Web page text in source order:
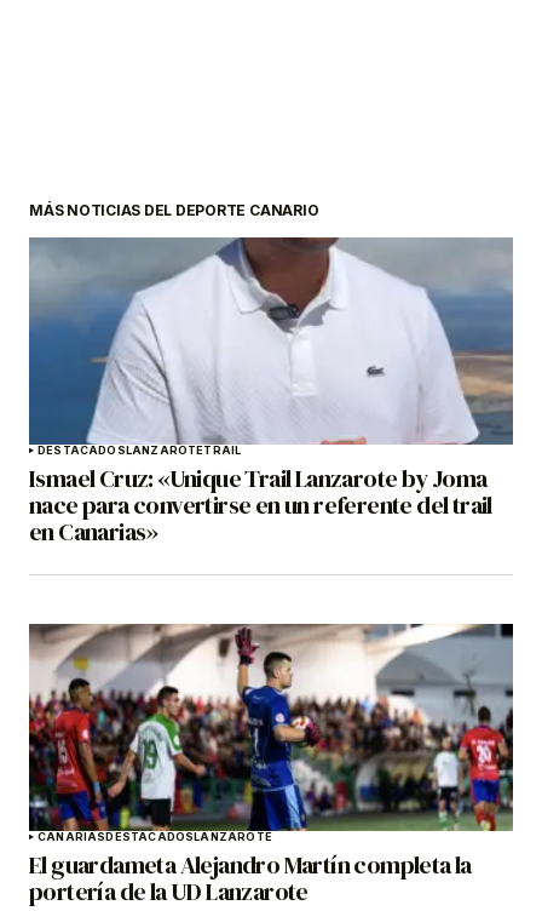
MÁS NOTICIAS DEL DEPORTE CANARIO
DESTACADOSLANZAROTETRAIL
Ismael Cruz: «Unique Trail Lanzarote by Joma
nace para convertirse en un referente del trail
en Canarias»
CANARIASDESTACADOSLANZAROTE
El guardameta Alejandro Martín completa la
portería de la UD Lanzarote